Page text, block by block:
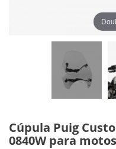
Cúpula Puig
0840W para